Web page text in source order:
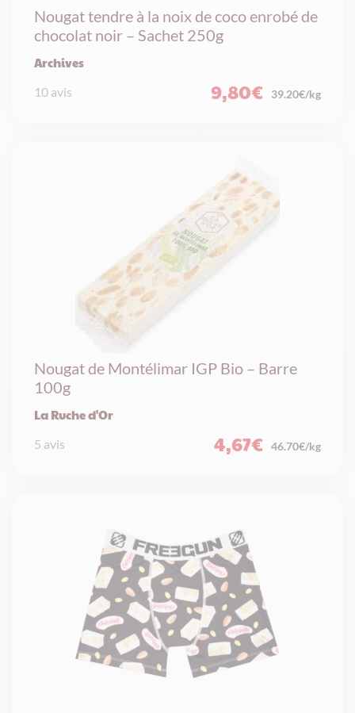
Nougat tendre à la noix de coco enrobé de
chocolat noir – Sachet 250g
Archives
9,80€ 39.20€/kg
10 avis
Nougat de Montélimar IGP Bio – Barre
100g
La Ruche d'Or
4,67€ 46.70€/kg
5 avis